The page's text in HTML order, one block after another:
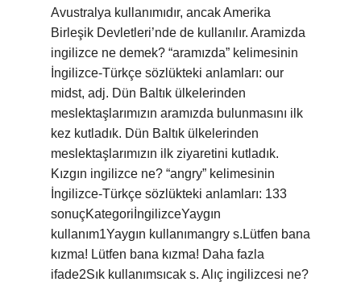
Avustralya kullanımıdır, ancak Amerika
Birleşik Devletleri’nde de kullanılır. Aramizda
ingilizce ne demek? “aramızda” kelimesinin
İngilizce-Türkçe sözlükteki anlamları: our
midst, adj. Dün Baltık ülkelerinden
meslektaşlarımızın aramızda bulunmasını ilk
kez kutladık. Dün Baltık ülkelerinden
meslektaşlarımızın ilk ziyaretini kutladık.
Kızgın ingilizce ne? “angry” kelimesinin
İngilizce-Türkçe sözlükteki anlamları: 133
sonuçKategoriİngilizceYaygın
kullanım1Yaygın kullanımangry s.Lütfen bana
kızma! Lütfen bana kızma! Daha fazla
ifade2Sık kullanımsıcak s. Alıç ingilizcesi ne?